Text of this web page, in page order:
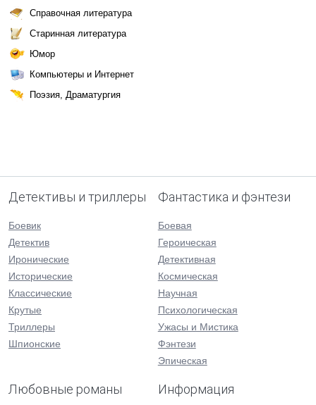
Справочная литература
Старинная литература
Юмор
Компьютеры и Интернет
Поэзия, Драматургия
Детективы и триллеры
Боевик
Детектив
Иронические
Исторические
Классические
Крутые
Триллеры
Шпионские
Фантастика и фэнтези
Боевая
Героическая
Детективная
Космическая
Научная
Психологическая
Ужасы и Мистика
Фэнтези
Эпическая
Любовные романы Информация